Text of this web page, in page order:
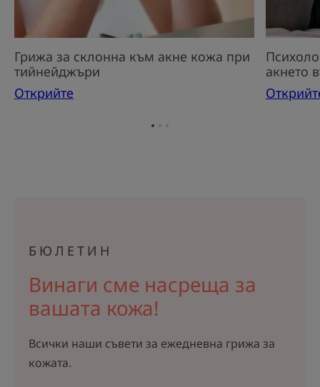
Грижа за склонна към акне кожа при
тийнейджъри
Открийте
акнето
Отидете
Отидете
Отидете
БЮЛЕТИН
Винаги сме насреща за
вашата кожа!
Всички наши съвети за ежедневна грижа за
кожата.